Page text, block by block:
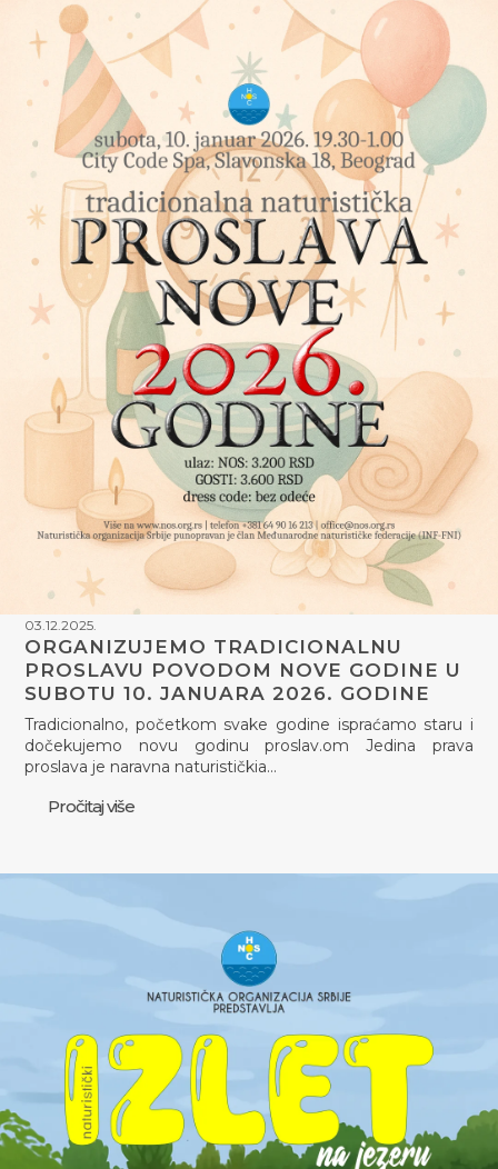
03.12.2025.
ORGANIZUJEMO TRADICIONALNU
PROSLAVU POVODOM NOVE GODINE U
SUBOTU 10. JANUARA 2026. GODINE
Tradicionalno, početkom svake godine ispraćamo staru i
dočekujemo novu godinu proslav.om Jedina prava
proslava je naravna naturističkia…
Pročitaj više